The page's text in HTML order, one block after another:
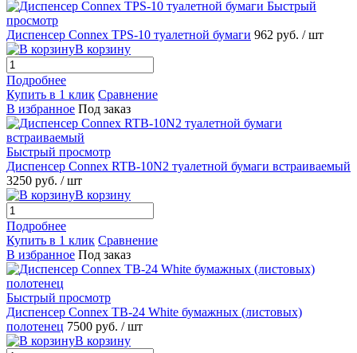
Быстрый
просмотр
Диспенсер Connex TPS-10 туалетной бумаги 962 руб. / шт
В корзину
Подробнее
Купить в 1 клик Сравнение
В избранное Под заказ
Быстрый просмотр
Диспенсер Connex RTB-10N2 туалетной бумаги встраиваемый
3250 руб. / шт
В корзину
Подробнее
Купить в 1 клик Сравнение
В избранное Под заказ
Быстрый просмотр
Диспенсер Connex TB-24 White бумажных (листовых)
полотенец 7500 руб. / шт
В корзину